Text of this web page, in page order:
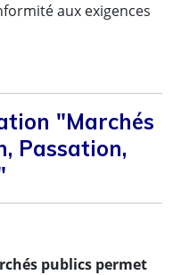
aux exigences
"Marchés
Passation,
publics permet